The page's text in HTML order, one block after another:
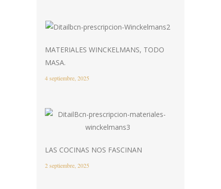
MATERIALES WINCKELMANS, TODO
MASA.
4 septiembre, 2025
LAS COCINAS NOS FASCINAN
2 septiembre, 2025